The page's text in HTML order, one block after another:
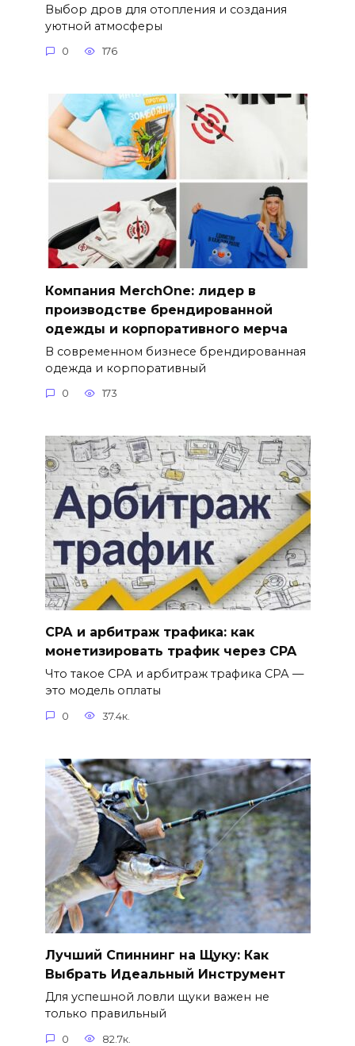
Выбор дров для отопления и создания
уютной атмосферы
0 176
Компания MerchOne: лидер в
производстве брендированной
одежды и корпоративного мерча
В современном бизнесе брендированная
одежда и корпоративный
0 173
СРА и арбитраж трафика: как
монетизировать трафик через CPA
Что такое СРА и арбитраж трафика СРА —
это модель оплаты
0 37.4к.
Лучший Спиннинг на Щуку: Как
Выбрать Идеальный Инструмент
Для успешной ловли щуки важен не
только правильный
0 82.7к.